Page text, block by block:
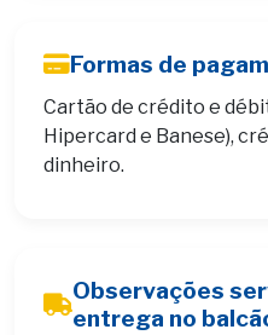
Formas de
Cartão de crédito e
Hipercard e Banese),
dinheiro.
Observações
entrega no